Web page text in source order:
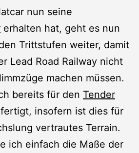
nun seine
erhalten hat, geht es nun
Trittstufen weiter, damit
Lead Road Railway nicht
machen müssen.
bereits für den Tender
insofern ist dies für
vertrautes Terrain.
ich einfach die Maße der